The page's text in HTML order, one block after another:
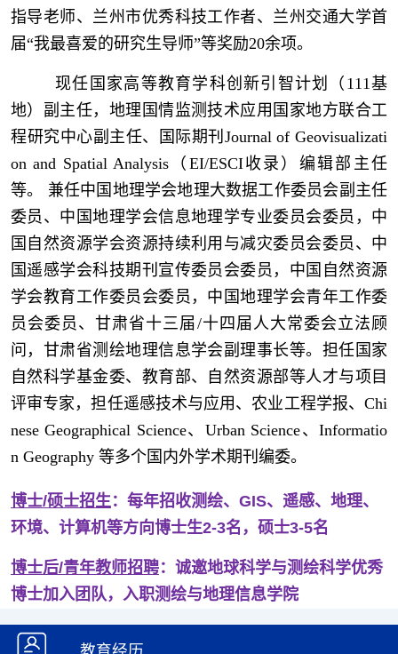
指导老师、兰州市优秀科技工作者、兰州交通大学首
届“我最喜爱的研究生导师”等奖励20余项。
现任国家高等教育学科创新引智计划（111基
地）副主任，地理国情监测技术应用国家地方联合工
程研究中心副主任、国际期刊Journal of Geovisualizati
on and Spatial Analysis（EI/ESCI收录）编辑部主任
等。 兼任中国地理学会地理大数据工作委员会副主任
委员、中国地理学会信息地理学专业委员会委员，中
国自然资源学会资源持续利用与减灾委员会委员、中
国遥感学会科技期刊宣传委员会委员，中国自然资源
学会教育工作委员会委员， 中国地理学会青年工作委
员会委员、甘肃省十三届/十四届人大常委会立法顾
问，甘肃省测绘地理信息学会副理事长等。担任国家
自然科学基金委、教育部、自然资源部等人才与项目
评审专家，担任遥感技术与应用、农业工程学报、Chi
nese Geographical Science、Urban Science、Informatio
n Geography 等多个国内外学术期刊编委。
博士/硕士招生：每年招收测绘、GIS、遥感、地理、
环境、计算机等方向博士生2-3名，硕士3-5名
博士后/青年教师招聘：诚邀地球科学与测绘科学优秀
博士加入团队，入职测绘与地理信息学院